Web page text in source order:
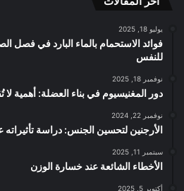
يوليو 18, 2025
فوائد الاستحمام بالماء البارد في فصل
للنفس
نوفمبر 18, 2025
دور المغنيسيوم في بناء العضلة: أهمية لا
نوفمبر 22, 2024
الأرجنين لتحسين الجنس: دراسة
سبتمبر 11, 2025
الأخطاء الشائعة عند خسارة الوزن
أكتوبر 5, 2025